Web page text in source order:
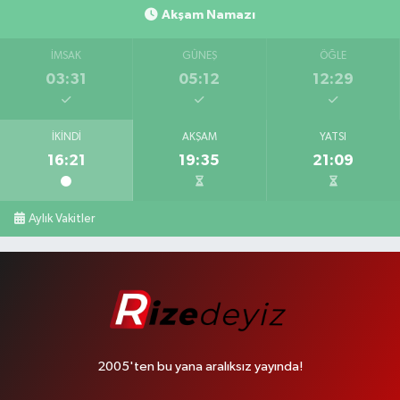
Akşam Namazı
İMSAK
03:31
GÜNEŞ
05:12
ÖĞLE
12:29
İKINDI
16:21
AKŞAM
19:35
YATSI
21:09
Aylık Vakitler
2005'ten bu yana aralıksız yayında!